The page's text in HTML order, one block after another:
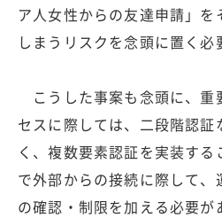
ア人女性からの友達申請」を
しまうリスクを念頭に置く必
こうした事案も念頭に、重
セスに際しては、二段階認証
く、複数要素認証を実装する
で外部からの接続に際して
の確認・制限を加える必要が